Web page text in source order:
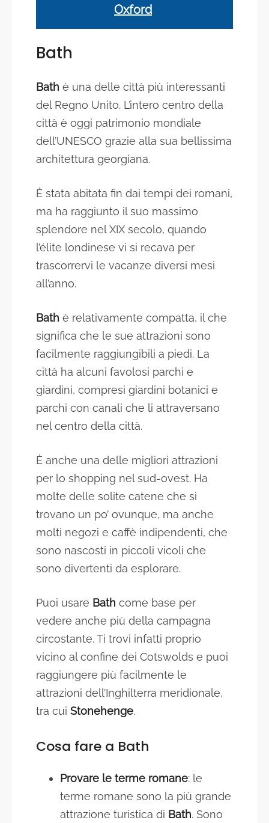
Oxford
Bath
Bath è una delle città più interessanti
del Regno Unito. L’intero centro della
città è oggi patrimonio mondiale
dell’UNESCO grazie alla sua bellissima
architettura georgiana.
È stata abitata fin dai tempi dei romani,
ma ha raggiunto il suo massimo
splendore nel XIX secolo, quando
l’élite londinese vi si recava per
trascorrervi le vacanze diversi mesi
all’anno.
Bath è relativamente compatta, il che
significa che le sue attrazioni sono
facilmente raggiungibili a piedi. La
città ha alcuni favolosi parchi e
giardini, compresi giardini botanici e
parchi con canali che li attraversano
nel centro della città.
È anche una delle migliori attrazioni
per lo shopping nel sud-ovest. Ha
molte delle solite catene che si
trovano un po’ ovunque, ma anche
molti negozi e caffè indipendenti, che
sono nascosti in piccoli vicoli che
sono divertenti da esplorare.
Puoi usare Bath come base per
vedere anche più della campagna
circostante. Ti trovi infatti proprio
vicino al confine dei Cotswolds e puoi
raggiungere più facilmente le
attrazioni dell’Inghilterra meridionale,
tra cui Stonehenge.
Cosa fare a Bath
Provare le terme romane: le
terme romane sono la più grande
attrazione turistica di Bath. Sono